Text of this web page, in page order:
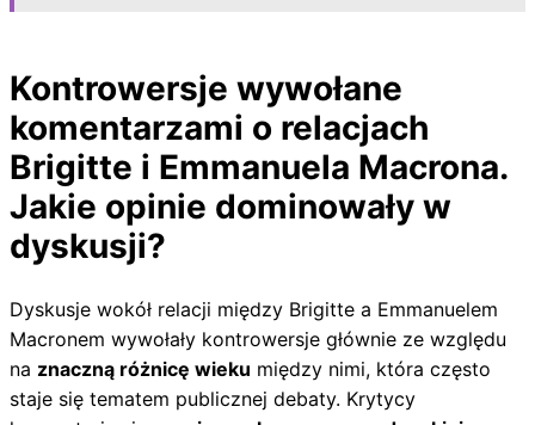
Kontrowersje wywołane
komentarzami o relacjach
Brigitte i Emmanuela Macrona.
Jakie opinie dominowały w
dyskusji?
Dyskusje wokół relacji między Brigitte a Emmanuelem
Macronem wywołały kontrowersje głównie ze względu
na znaczną różnicę wieku między nimi, która często
staje się tematem publicznej debaty. Krytycy